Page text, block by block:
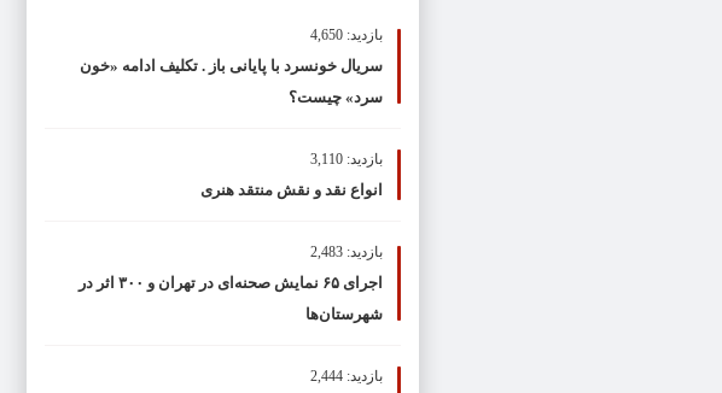
بازدید: 4,650
سریال خونسرد با پایانی باز . تکلیف ادامه «خون
سرد» چیست؟
بازدید: 3,110
انواع نقد و نقش منتقد هنری
بازدید: 2,483
اجرای ۶۵ نمایش صحنه‌ای در تهران و ۳۰۰ اثر در
شهرستان‌ها
بازدید: 2,444